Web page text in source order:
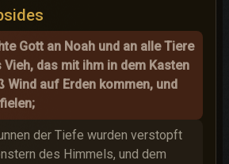
Gott an Noah und an alle Tiere
Vieh, das mit ihm in dem Kasten
Wind auf Erden kommen, und
der Tiefe wurden verstopft
des Himmels, und dem